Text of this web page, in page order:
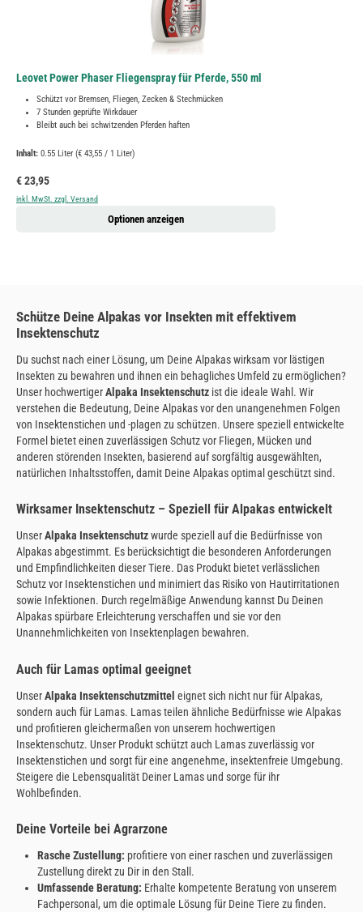
Leovet Power Phaser Fliegenspray für Pferde, 550 ml
Schützt vor Bremsen, Fliegen, Zecken & Stechmücken
7 Stunden geprüfte Wirkdauer
Bleibt auch bei schwitzenden Pferden haften
Inhalt: 0.55 Liter (€ 43,55 / 1 Liter)
Regulärer Preis:
€ 23,95
inkl. MwSt. zzgl. Versand
Optionen anzeigen
Schütze Deine Alpakas vor Insekten mit effektivem
Insektenschutz
Du suchst nach einer Lösung, um Deine Alpakas wirksam vor lästigen
Insekten zu bewahren und ihnen ein behagliches Umfeld zu ermöglichen?
Unser hochwertigerAlpaka Insektenschutz ist die ideale Wahl. Wir
verstehen die Bedeutung, Deine Alpakas vor den unangenehmen Folgen
von Insektenstichen und -plagen zu schützen. Unsere speziell entwickelte
Formel bietet einen zuverlässigen Schutz vor Fliegen, Mücken und
anderen störenden Insekten, basierend auf sorgfältig ausgewählten,
natürlichen Inhaltsstoffen, damit Deine Alpakas optimal geschützt sind.
Wirksamer Insektenschutz – Speziell für Alpakas entwickelt
UnserAlpaka Insektenschutzwurde speziell auf die Bedürfnisse von
Alpakas abgestimmt. Es berücksichtigt die besonderen Anforderungen
und Empfindlichkeiten dieser Tiere. Das Produkt bietet verlässlichen
Schutz vor Insektenstichen und minimiert das Risiko von Hautirritationen
sowie Infektionen. Durch regelmäßige Anwendung kannst Du Deinen
Alpakas spürbare Erleichterung verschaffen und sie vor den
Unannehmlichkeiten von Insektenplagen bewahren.
Auch für Lamas optimal geeignet
UnserAlpaka Insektenschutzmittel eignet sich nicht nur für Alpakas,
sondern auch für Lamas. Lamas teilen ähnliche Bedürfnisse wie Alpakas
und profitieren gleichermaßen von unserem hochwertigen
Insektenschutz. Unser Produkt schützt auch Lamas zuverlässig vor
Insektenstichen und sorgt für eine angenehme, insektenfreie Umgebung.
Steigere die Lebensqualität Deiner Lamas und sorge für ihr
Wohlbefinden.
Deine Vorteile bei Agrarzone
Rasche Zustellung: profitiere von einer raschen und zuverlässigen
Zustellung direkt zu Dir in den Stall.
Umfassende Beratung: Erhalte kompetente Beratung von unserem
Fachpersonal, um die optimale Lösung für Deine Tiere zu finden.